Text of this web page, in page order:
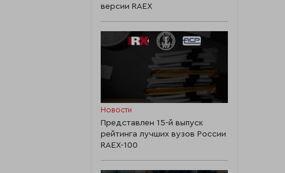
версии RAEX
Новости
Представлен 15-й выпуск
рейтинга лучших вузов России
RAEX-100